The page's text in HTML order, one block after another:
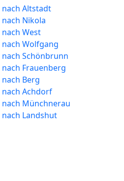
Altstadt
Nikola
West
Wolfgang
Schönbrunn
Frauenberg
Berg
Achdorf
Münchnerau
Landshut